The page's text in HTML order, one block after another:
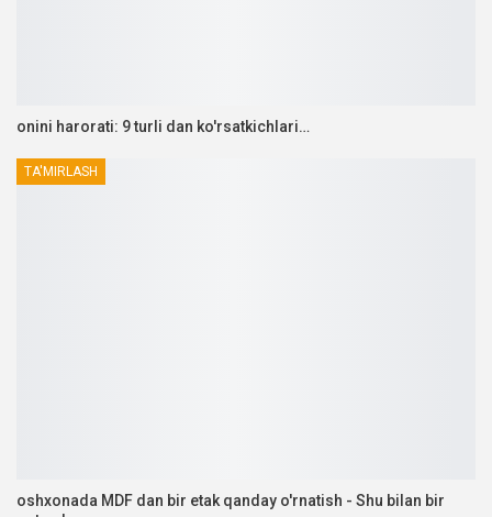
onini harorati: 9 turli dan ko'rsatkichlari…
TA'MIRLASH
oshxonada MDF dan bir etak qanday o'rnatish - Shu bilan bir